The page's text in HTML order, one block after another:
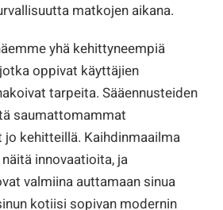
matkojen aikana.
yhä kehittyneempiä
oppivat käyttäjien
tarpeita. Sääennusteiden
saumattomammat
kehitteillä. Kaihdinmaailma
innovaatioita, ja
valmiina auttamaan sinua
kotiisi sopivan modernin